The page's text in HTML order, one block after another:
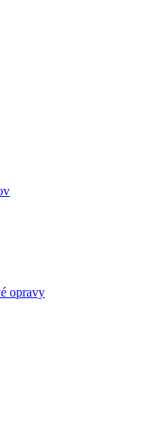
opravy